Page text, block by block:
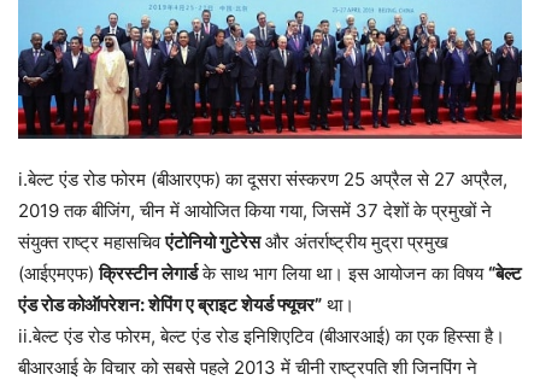
i.बेल्ट एंड रोड फोरम (बीआरएफ) का दूसरा संस्करण 25 अप्रैल से 27 अप्रैल,
2019 तक बीजिंग, चीन में आयोजित किया गया, जिसमें 37 देशों के प्रमुखों ने
संयुक्त राष्ट्र महासचिवएंटोनियो गुटेरेसऔर अंतर्राष्ट्रीय मुद्रा प्रमुख
(आईएमएफ)क्रिस्टीन लेगार्डके साथ भाग लिया था। इस आयोजन का विषय“बेल्ट
एंड रोड कोऑपरेशन: शेपिंग ए ब्राइट शेयर्ड फ्यूचर” था।
ii.बेल्ट एंड रोड फोरम, बेल्ट एंड रोड इनिशिएटिव (बीआरआई) का एक हिस्सा है।
बीआरआई के विचार को सबसे पहले 2013 में चीनी राष्ट्रपति शी जिनपिंग ने